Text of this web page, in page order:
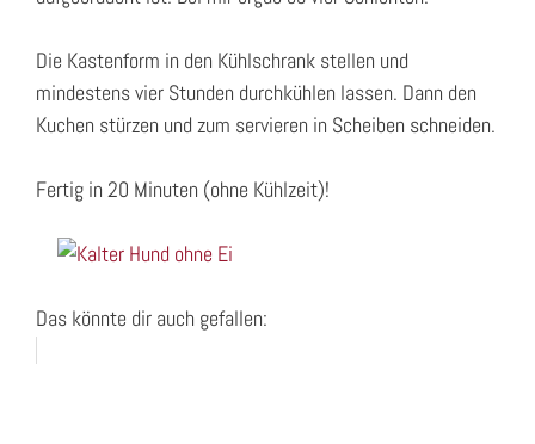
Die Kastenform in den Kühlschrank stellen und
mindestens vier Stunden durchkühlen lassen. Dann den
Kuchen stürzen und zum servieren in Scheiben schneiden.
Fertig in 20 Minuten (ohne Kühlzeit)!
Das könnte dir auch gefallen: